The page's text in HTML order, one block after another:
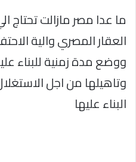
ما عدا مصر مازالت
العقار المصري والية
ووضع مدة زمنية للبناء
وتاهيلها من اجل
البناء عليها